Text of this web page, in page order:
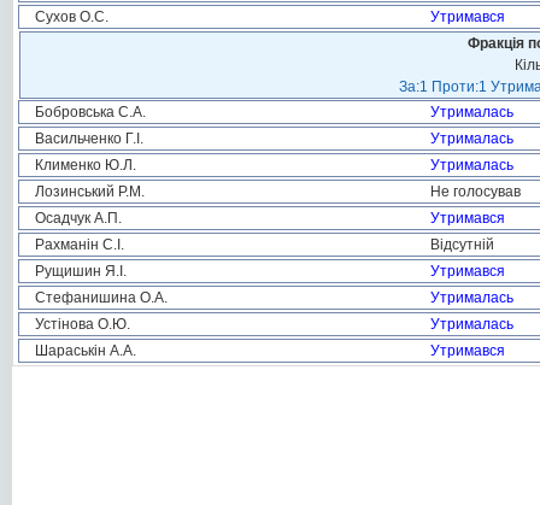
Сухов О.С.
Утримався
Фракція
За:1 Проти:1
Бобровська С.А.
Утрималась
Васильченко Г.І.
Утрималась
Клименко Ю.Л.
Утрималась
Лозинський Р.М.
Не голосував
Осадчук А.П.
Утримався
Рахманін С.І.
Відсутній
Рущишин Я.І.
Утримався
Стефанишина О.А.
Утрималась
Устінова О.Ю.
Утрималась
Шараськін А.А.
Утримався